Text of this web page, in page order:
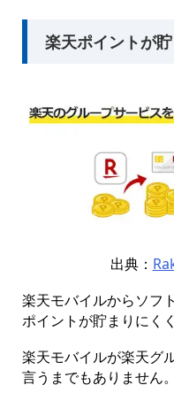
楽天ポイントが
出典：
楽天モバイルからソフ
ポイントが貯まりにく
楽天モバイルが楽天グ
言うまでもありません。